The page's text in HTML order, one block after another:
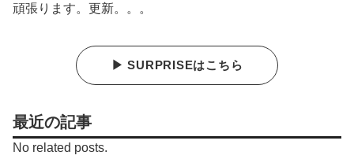
頑張ります。更新。。。
▶ SURPRISEはこちら
最近の記事
No related posts.